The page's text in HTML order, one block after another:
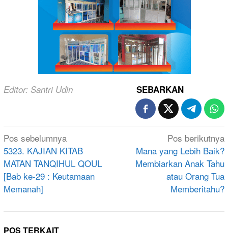
Editor: Santri Udin SEBARKAN
Navigasi
pos
Pos sebelumnya
5323. KAJIAN KITAB
MATAN TANQIHUL QOUL
[Bab ke-29 : Keutamaan
Memanah]
Pos berikutnya
Mana yang Lebih Baik?
Membiarkan Anak Tahu
atau Orang Tua
Memberitahu?
POS TERKAIT